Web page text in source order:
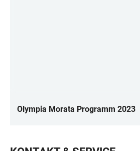
Olympia Morata Programm 2023